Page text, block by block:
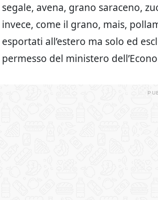
segale, avena, grano saraceno,
invece, come il grano, mais,
esportati all’estero ma solo ed
permesso del ministero